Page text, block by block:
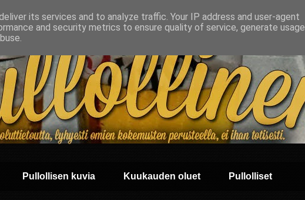
Pullollisen kuvia Kuukauden oluet Pullolliset
its services and to analyze traffic. Your IP address and user-agent
and security metrics to ensure quality of service, generate usage